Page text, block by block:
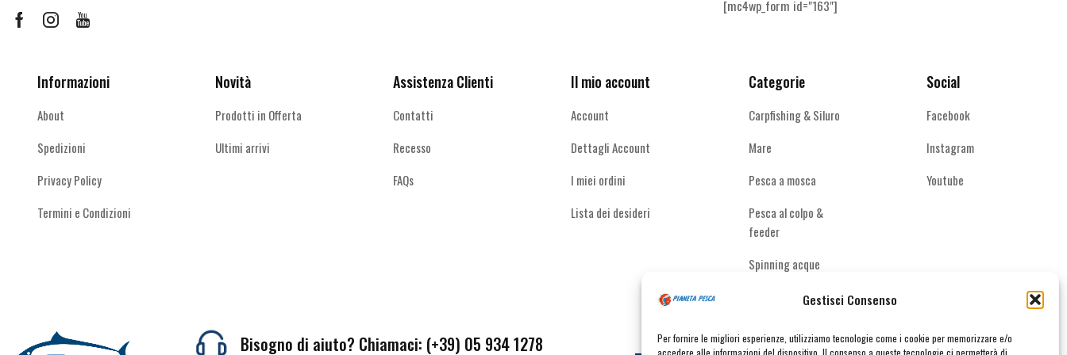
Gestisci Consenso
Per fornire le migliori esperienze, utilizziamo tecnologie come i cookie per memorizzare e/o
accedere alle informazioni del dispositivo. Il consenso a queste tecnologie ci permetterà di
scelte
del
prodotto
FacebookInstagramYoutube
[mc4wp_form id="163"]
Informazioni
About
Spedizioni
Privacy Policy
Termini e Condizioni
Novità
Prodotti in Offerta
Ultimi arrivi
Assistenza Clienti
Contatti
Recesso
FAQs
Il mio account
Account
Dettagli Account
I miei ordini
Lista dei desideri
Categorie
Carpfishing & Siluro
Mare
Pesca a mosca
Pesca al colpo &
feeder
Spinning acque
Social
Facebook
Instagram
Youtube
Bisogno di aiuto? Chiamaci: (+39) 05 934 1278